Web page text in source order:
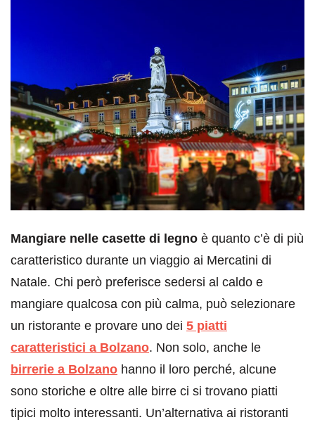
Mangiare nelle casette di legno è quanto c’è di più
caratteristico durante un viaggio ai Mercatini di
Natale. Chi però preferisce sedersi al caldo e
mangiare qualcosa con più calma, può selezionare
un ristorante e provare uno dei 5 piatti
caratteristici a Bolzano. Non solo, anche le
birrerie a Bolzano hanno il loro perché, alcune
sono storiche e oltre alle birre ci si trovano piatti
tipici molto interessanti. Un’alternativa ai ristoranti